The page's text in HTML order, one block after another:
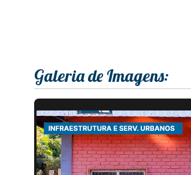
Galeria de Imagens: